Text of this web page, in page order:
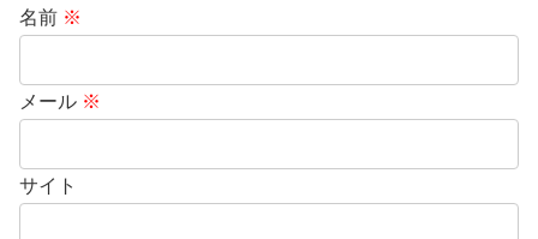
名前 ※
メール ※
サイト